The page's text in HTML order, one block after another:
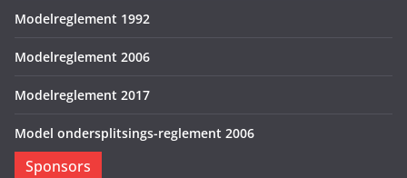
Modelreglement 1992
Modelreglement 2006
Modelreglement 2017
Model ondersplitsings-reglement 2006
Sponsors